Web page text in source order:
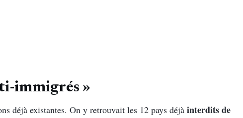
immigrés »
déjà existantes. On y retrouvait les 12 pays déjà interdits de